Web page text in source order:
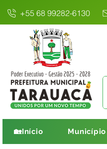
+55 68 99282-6130
🏡Início